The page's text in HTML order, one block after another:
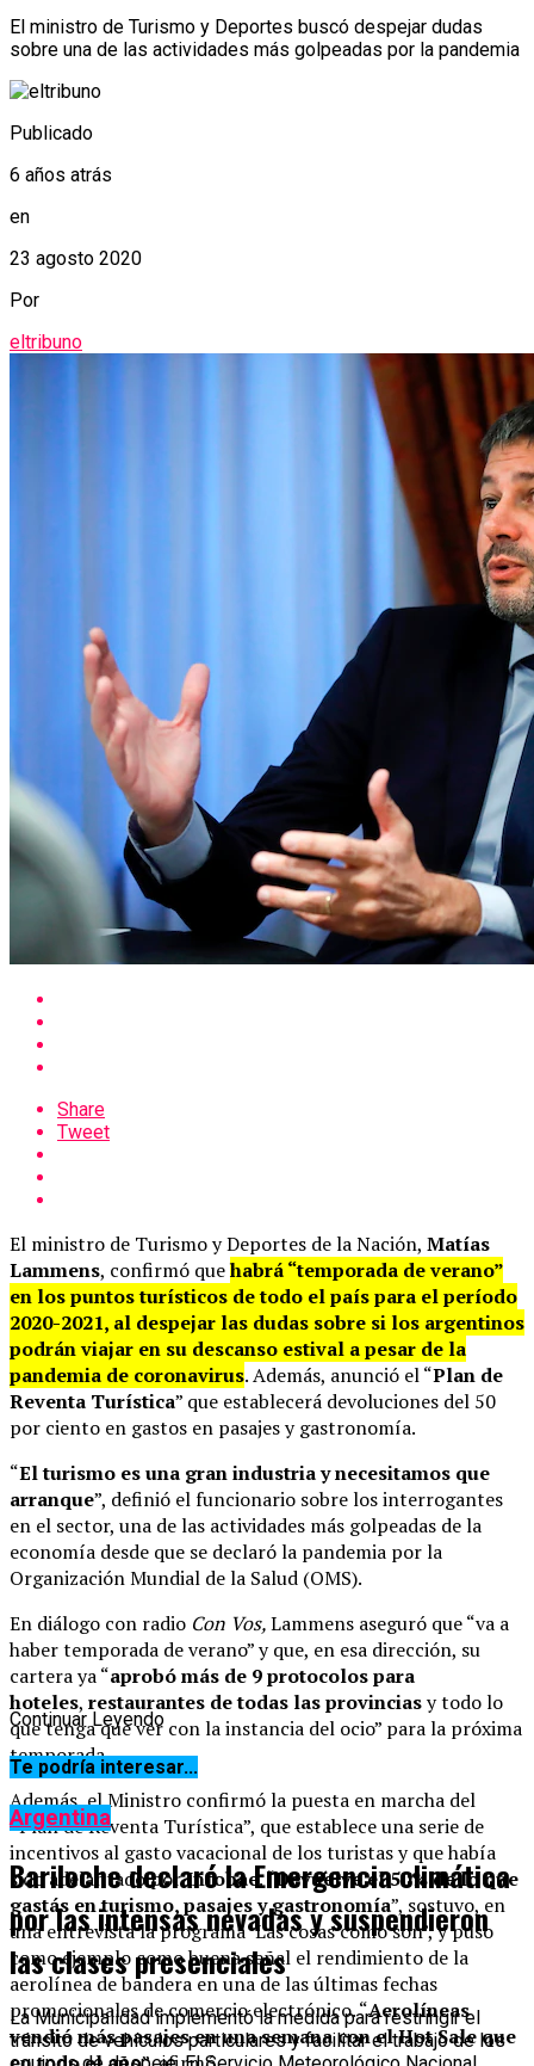
El ministro de Turismo y Deportes buscó despejar dudas
sobre una de las actividades más golpeadas por la pandemia
Publicado
6 años atrás
en
23 agosto 2020
Por
eltribuno
Share
Tweet
El ministro de Turismo y Deportes de la Nación, Matías
Lammens, confirmó quehabrá “temporada de verano”
en los puntos turísticos de todo el país para el período
2020-2021, al despejar las dudas sobre si los argentinos
podrán viajar en su descanso estival a pesar de la
pandemia de coronavirus. Además, anunció el “Plan de
Reventa Turística” que establecerá devoluciones del 50
por ciento en gastos en pasajes y gastronomía.
“El turismo es una gran industria y necesitamos que
arranque”, definió el funcionario sobre los interrogantes
en el sector, una de las actividades más golpeadas de la
economía desde que se declaró la pandemia por la
Organización Mundial de la Salud (OMS).
En diálogo con radio Con Vos,Lammens aseguró que “va a
haber temporada de verano” y que, en esa dirección, su
cartera ya “aprobó más de 9 protocolos para
hoteles, restaurantes de todas las provinciasy todo lo
que tenga que ver con la instancia del ocio” para la próxima
temporada.
Además, el Ministro confirmó la puesta en marcha del
“Plan de Reventa Turística”, que establece una serie de
incentivos al gasto vacacional de los turistas y que había
sido adelantado porInfobae. “Devuelve el 50% de lo que
gastás en turismo, pasajes y gastronomía”, sostuvo, en
una entrevista la programa ‘Las cosas como son’, y puso
como ejemplo como buena señal el rendimiento de la
aerolínea de bandera en una de las últimas fechas
promocionales de comercio electrónico. “Aerolíneas
vendió más pasajes en una semana con el Hot Sale que
Continuar Leyendo
Te podría interesar...
Argentina
Bariloche declaró la Emergencia climática
por las intensas nevadas y suspendieron
las clases presenciales
La Municipalidad implementó la medida para restringir el
tránsito de vehículos particulares y facilitar el trabajo de los